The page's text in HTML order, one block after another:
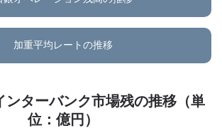
加重平均レートの推移
ンターバンク市場残の推移（単
位：億円）